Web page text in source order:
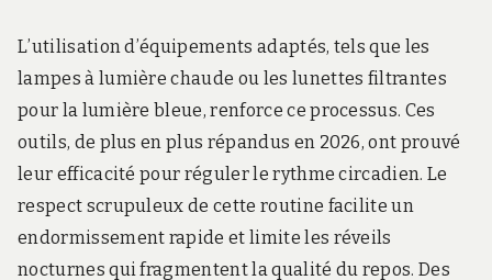
L’utilisation d’équipements adaptés, tels que les
lampes à lumière chaude ou les lunettes filtrantes
pour la lumière bleue, renforce ce processus. Ces
outils, de plus en plus répandus en 2026, ont prouvé
leur efficacité pour réguler le rythme circadien. Le
respect scrupuleux de cette routine facilite un
endormissement rapide et limite les réveils
nocturnes qui fragmentent la qualité du repos. Des